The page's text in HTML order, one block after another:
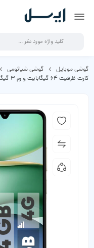
گوشی موبایل گوشی شیائومی
کارت ظرفیت 64 گیگابایت و رم 3 گیگابایت